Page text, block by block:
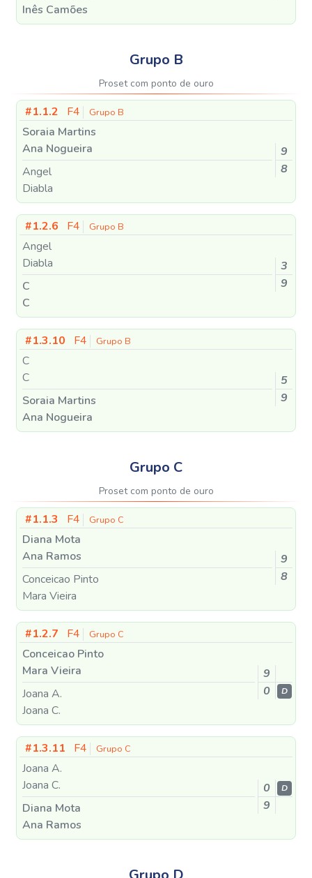
Inês Camões
Grupo B
Proset com ponto de ouro
#1.1.2 F4 Grupo B
Soraia Martins
Ana Nogueira
Angel
Diabla
9
8
#1.2.6 F4 Grupo B
Angel
Diabla
C
C
3
9
#1.3.10 F4 Grupo B
C
C
Soraia Martins
Ana Nogueira
5
9
Grupo C
Proset com ponto de ouro
#1.1.3 F4 Grupo C
Diana Mota
Ana Ramos
Conceicao Pinto
Mara Vieira
9
8
#1.2.7 F4 Grupo C
Conceicao Pinto
Mara Vieira
Joana A.
Joana C.
9
0
D
#1.3.11 F4 Grupo C
Joana A.
Joana C.
Diana Mota
Ana Ramos
0 D
9